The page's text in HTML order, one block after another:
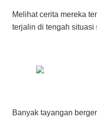
Melihat cerita mereka
terjalin di tengah situasi
Banyak tayangan